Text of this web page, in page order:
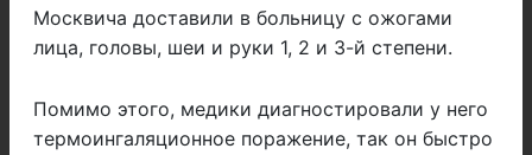
Москвича доставили в больницу с ожогами
лица, головы, шеи и руки 1, 2 и 3-й степени.
Помимо этого, медики диагностировали у него
термоингаляционное поражение, так он быстро